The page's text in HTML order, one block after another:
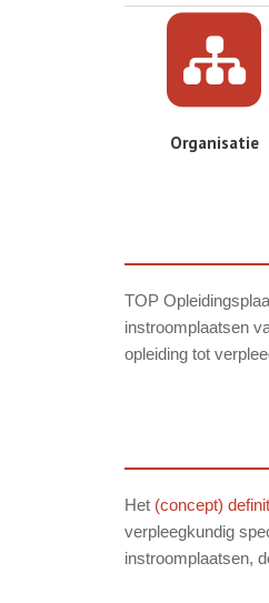
Organisatie
TOP
instroomplaatsen
opleiding tot
Het (concept)
verpleegkundig
instroomplaatsen,